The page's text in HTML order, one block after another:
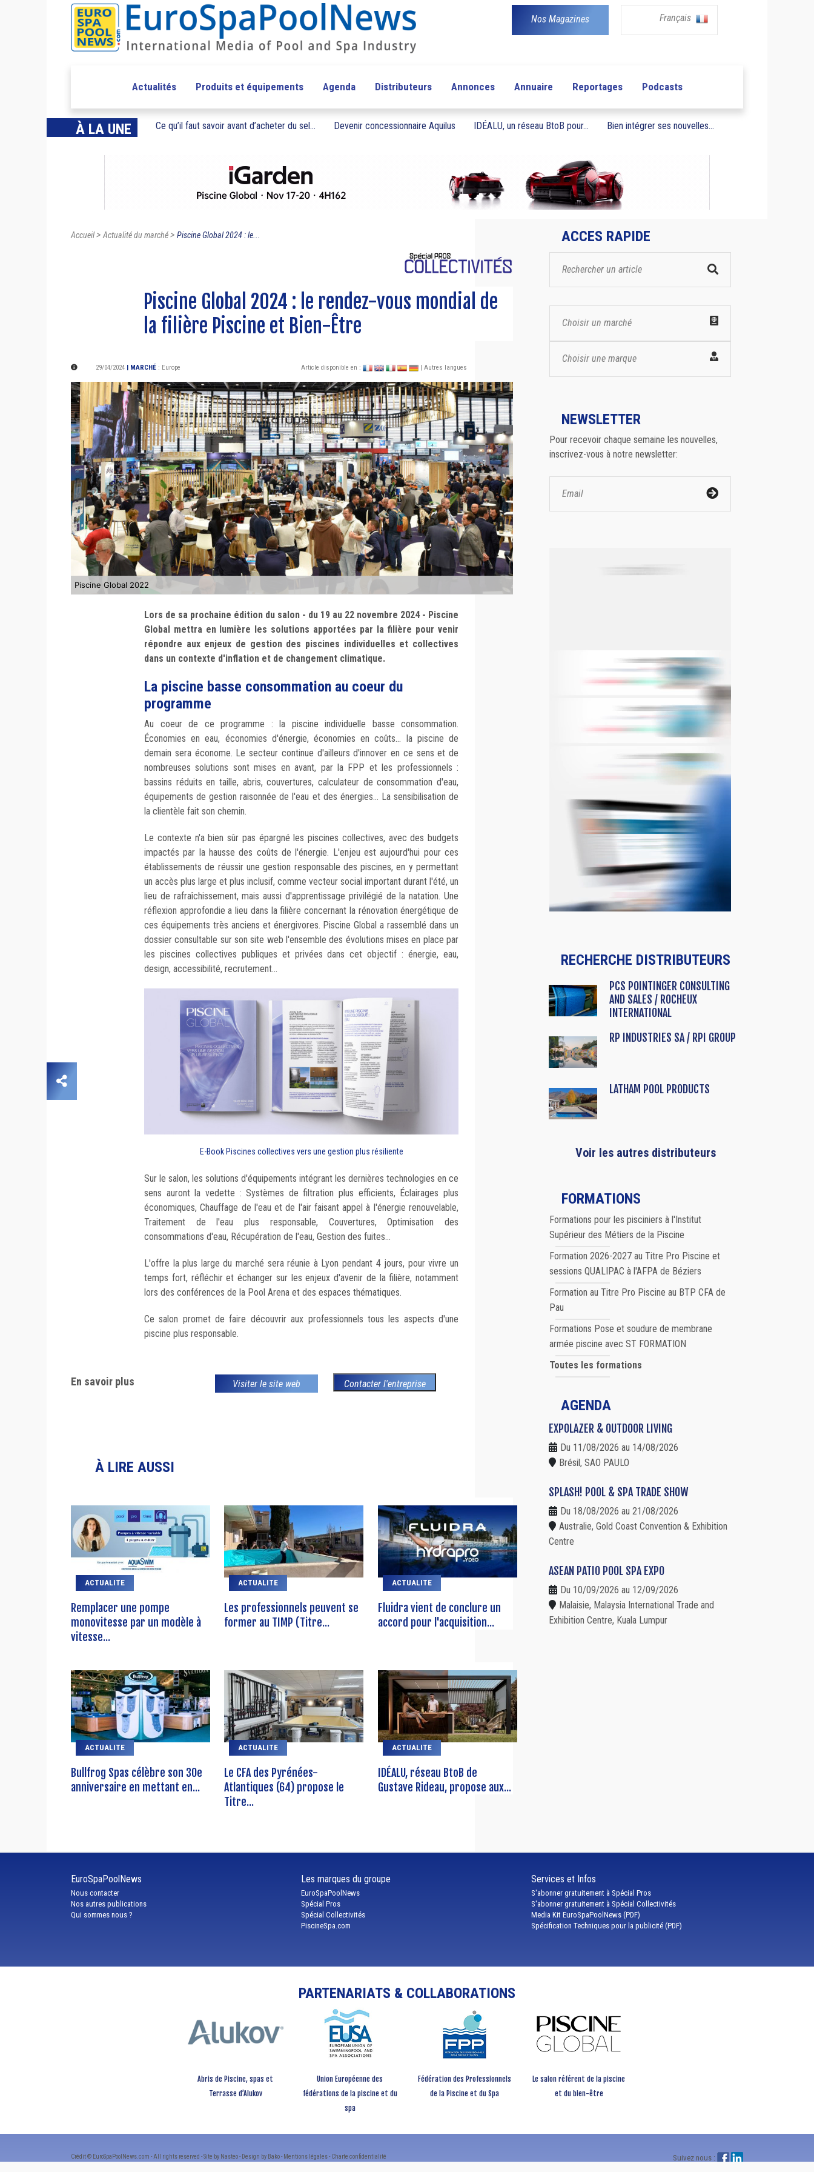
Nos Magazines Français
Actualités Produits et équipements Agenda Distributeurs Annonces Annuaire Reportages Podcasts
À LA UNE Ce qu’il faut savoir avant d’acheter du sel... Devenir concessionnaire Aquilus IDÉALU, un réseau BtoB pour... Bien intégrer ses nouvelles...
Accueil>Actualité du marché> Piscine Global 2024 : le...
Piscine Global 2024 : le rendez-vous mondial de
la filière Piscine et Bien-Être
29/04/2024 | MARCHÉ : Europe Article disponible en : | Autres langues
Piscine Global 2022
Lors de sa prochaine édition du salon - du 19 au 22 novembre 2024 - Piscine
Global mettra en lumière les solutions apportées par la filière pour venir
répondre aux enjeux de gestion des piscines individuelles et collectives
dans un contexte d'inflation et de changement climatique.
La piscine basse consommation au coeur du
programme
Au coeur de ce programme : la piscine individuelle basse consommation.
Économies en eau, économies d'énergie, économies en coûts... la piscine de
demain sera économe. Le secteur continue d'ailleurs d'innover en ce sens et de
nombreuses solutions sont mises en avant, par la FPP et les professionnels :
bassins réduits en taille, abris, couvertures, calculateur de consommation d'eau,
équipements de gestion raisonnée de l'eau et des énergies... La sensibilisation de
la clientèle fait son chemin.
Le contexte n'a bien sûr pas épargné les piscines collectives, avec des budgets
impactés par la hausse des coûts de l'énergie. L'enjeu est aujourd'hui pour ces
établissements de réussir une gestion responsable des piscines, en y permettant
un accès plus large et plus inclusif, comme vecteur social important durant l'été, un
lieu de rafraîchissement, mais aussi d'apprentissage privilégié de la natation. Une
réflexion approfondie a lieu dans la filière concernant la rénovation énergétique de
ces équipements très anciens et énergivores. Piscine Global a rassemblé dans un
dossier consultable sur son site web l'ensemble des évolutions mises en place par
les piscines collectives publiques et privées dans cet objectif : énergie, eau,
design, accessibilité, recrutement...
E-Book Piscines collectives vers une gestion plus résiliente
Sur le salon, les solutions d'équipements intégrant les dernières technologies en ce
sens auront la vedette : Systèmes de filtration plus efficients, Éclairages plus
économiques, Chauffage de l'eau et de l'air faisant appel à l'énergie renouvelable,
Traitement de l'eau plus responsable, Couvertures, Optimisation des
consommations d'eau, Récupération de l'eau, Gestion des fuites...
L'offre la plus large du marché sera réunie à Lyon pendant 4 jours, pour vivre un
temps fort, réfléchir et échanger sur les enjeux d'avenir de la filière, notamment
lors des conférences de la Pool Arena et des espaces thématiques.
Ce salon promet de faire découvrir aux professionnels tous les aspects d'une
piscine plus responsable.
En savoir plus Visiter le site web Contacter l'entreprise
À LIRE AUSSI
ACTUALITE
Remplacer une pompe
monovitesse par un modèle à
vitesse...
ACTUALITE
Les professionnels peuvent se
former au TIMP (Titre...
ACTUALITE
Fluidra vient de conclure un
accord pour l'acquisition...
ACTUALITE
Bullfrog Spas célèbre son 30e
anniversaire en mettant en...
ACTUALITE
Le CFA des Pyrénées-
Atlantiques (64) propose le
Titre...
ACTUALITE
IDÉALU, réseau BtoB de
Gustave Rideau, propose aux...
ACCES RAPIDE
Choisir un marché
Choisir une marque
NEWSLETTER
Pour recevoir chaque semaine les nouvelles,
inscrivez-vous à notre newsletter:
RECHERCHE DISTRIBUTEURS
PCS POINTINGER CONSULTING
AND SALES / ROCHEUX
INTERNATIONAL
RP INDUSTRIES SA / RPI GROUP
LATHAM POOL PRODUCTS
Voir les autres distributeurs
FORMATIONS
Formations pour les pisciniers à l'Institut
Supérieur des Métiers de la Piscine
Formation 2026-2027 au Titre Pro Piscine et
sessions QUALIPAC à l'AFPA de Béziers
Formation au Titre Pro Piscine au BTP CFA de
Pau
Formations Pose et soudure de membrane
armée piscine avec ST FORMATION
Toutes les formations
AGENDA
EXPOLAZER & OUTDOOR LIVING
Du 11/08/2026 au 14/08/2026
Brésil, SAO PAULO
SPLASH! POOL & SPA TRADE SHOW
Du 18/08/2026 au 21/08/2026
Australie, Gold Coast Convention & Exhibition
Centre
ASEAN PATIO POOL SPA EXPO
Du 10/09/2026 au 12/09/2026
Malaisie, Malaysia International Trade and
Exhibition Centre, Kuala Lumpur
EuroSpaPoolNews
Nous contacter
Nos autres publications
Qui sommes nous ?
Les marques du groupe
EuroSpaPoolNews
Spécial Pros
Spécial Collectivités
PiscineSpa.com
Services et Infos
S'abonner gratuitement à Spécial Pros
S'abonner gratuitement à Spécial Collectivités
Media Kit EuroSpaPoolNews (PDF)
Spécification Techniques pour la publicité (PDF)
PARTENARIATS & COLLABORATIONS
Abris de Piscine, spas et
Terrasse d’Alukov
Union Européenne des
fédérations de la piscine et du
spa
Fédération des Professionnels
de la Piscine et du Spa
Le salon référent de la piscine
et du bien-être
Crédit ® EuroSpaPoolNews.com - All rights reserved - Site by Nasteo - Design by Bako - Mentions légales-Charte confidentialité Suivez nous :